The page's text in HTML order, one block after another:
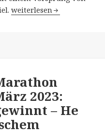
38. Los Angeles Marathon
weiterlesen
2023:
– He